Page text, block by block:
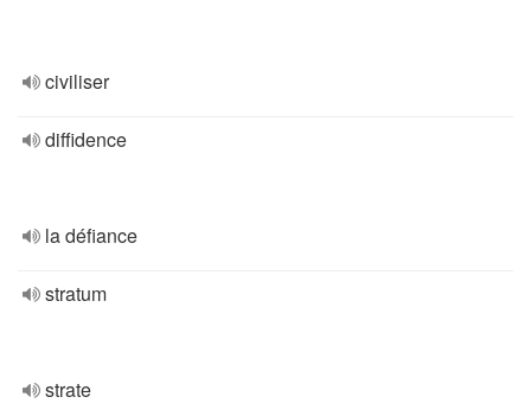
civiliser
diffidence
la défiance
stratum
strate